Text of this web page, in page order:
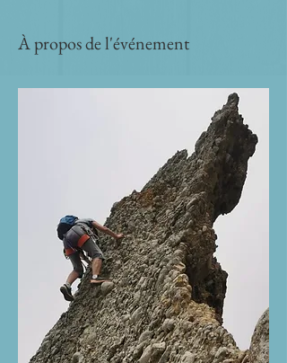
À propos de l'événement